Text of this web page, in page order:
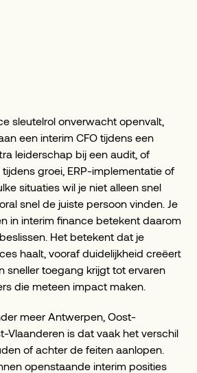
sleutelrol onverwacht openvalt,
een interim CFO tijdens een
leiderschap bij een audit, of
groei, ERP-implementatie of
situaties wil je niet alleen snel
snel de juiste persoon vinden. Je
in interim finance betekent daarom
Het betekent dat je
haalt, vooraf duidelijkheid creëert
sneller toegang krijgt tot ervaren
die meteen impact maken.
meer Antwerpen, Oost-
Vlaanderen is dat vaak het verschil
of achter de feiten aanlopen.
openstaande interim posities